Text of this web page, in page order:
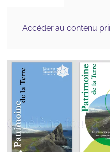
Accéder au contenu
&